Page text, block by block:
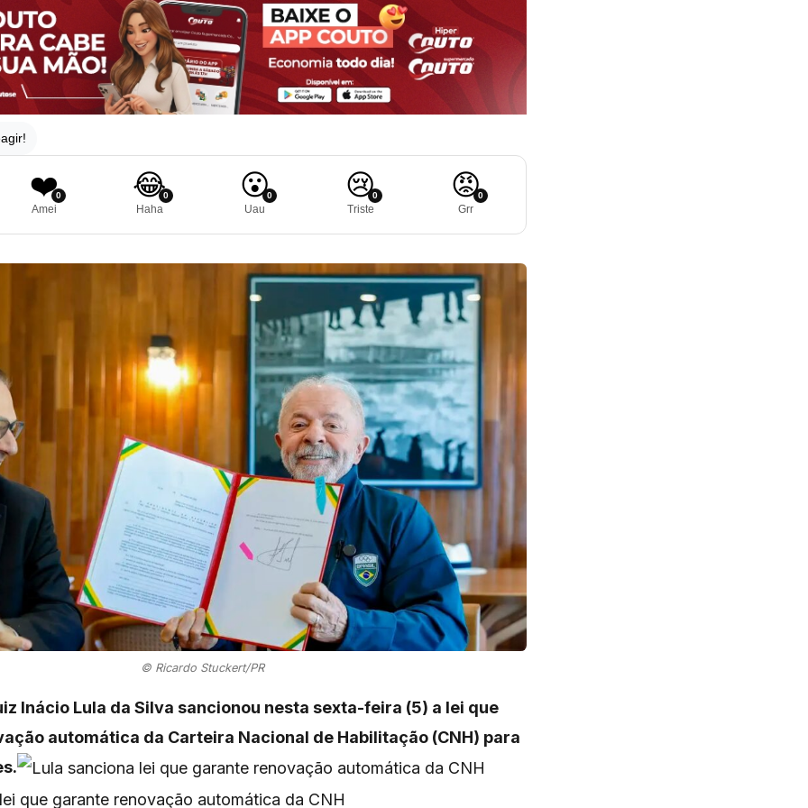
❤️0
Amei
😂0
Haha
😮0
Uau
😢0
Triste
😡0
Grr
© Ricardo Stuckert/PR
Inácio Lula da Silva sancionou nesta sexta-feira (5) a lei que
automática da Carteira Nacional de Habilitação (CNH) para